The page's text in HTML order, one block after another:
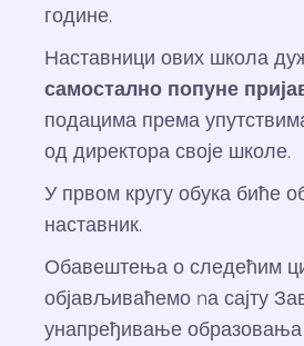
године.
Наставници ових школа
самостално попуне
подацима према
од директора своје школе.
У првом кругу обука биће
наставник.
Обавештења о следећим
објављиваћемо nа сајту
унапређивање